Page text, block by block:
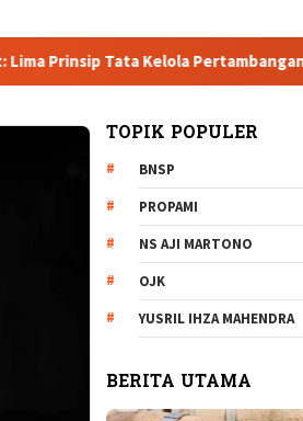
Tata Kelola Pertambangan
TOPIK POPULER
BNSP
PROPAMI
NS AJI MARTONO
OJK
YUSRIL IHZA MAHENDRA
BERITA UTAMA